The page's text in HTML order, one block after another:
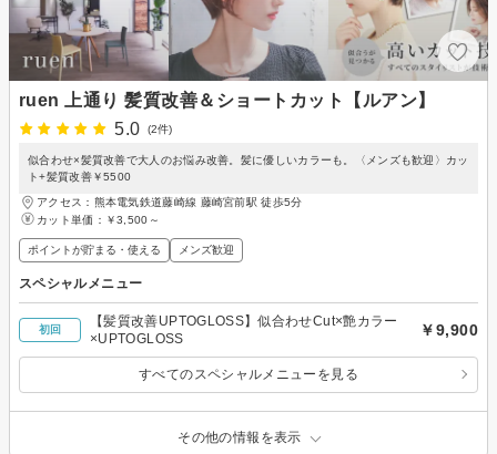
ruen 上通り 髪質改善＆ショートカット【ルアン】
5.0
(2件)
似合わせ×髪質改善で大人のお悩み改善。髪に優しいカラーも。〈メンズも歓迎〉カッ
ト+髪質改善￥5500
アクセス：熊本電気鉄道藤崎線 藤崎宮前駅 徒歩5分
カット単価： ￥3,500～
ポイントが貯まる・使える メンズ歓迎
スペシャルメニュー
初回
【髪質改善UPTOGLOSS】似合わせCut×艶カラー
×UPTOGLOSS
￥9,900
すべてのスペシャルメニューを見る
その他の情報を表示